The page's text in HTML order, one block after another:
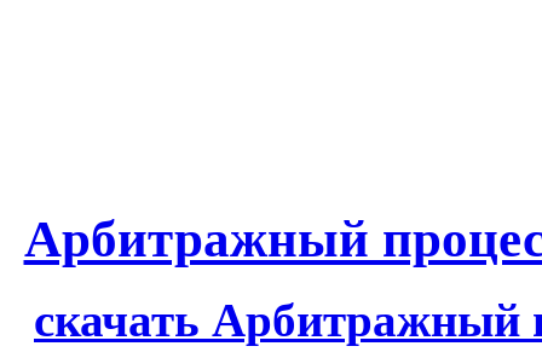
Арбитражный
скачать Арбитражный